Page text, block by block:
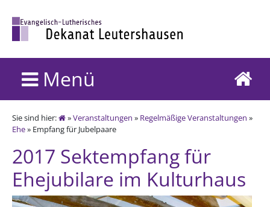
Menü
Sie sind hier: »Veranstaltungen » Regelmäßige Veranstaltungen »
Ehe» Empfang für Jubelpaare
2017 Sektempfang für
Ehejubilare im Kulturhaus